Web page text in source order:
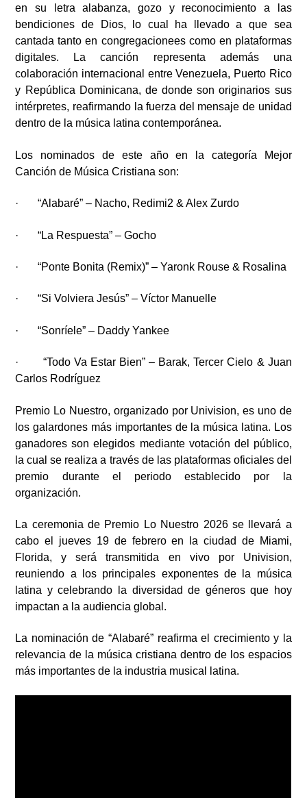
en su letra alabanza, gozo y reconocimiento a las
bendiciones de Dios, lo cual ha llevado a que sea
cantada tanto en congregacionees como en plataformas
digitales. La canción representa además una
colaboración internacional entre Venezuela, Puerto Rico
y República Dominicana, de donde son originarios sus
intérpretes, reafirmando la fuerza del mensaje de unidad
dentro de la música latina contemporánea.
Los nominados de este año en la categoría Mejor
Canción de Música Cristiana son:
· “Alabaré” – Nacho, Redimi2 & Alex Zurdo
· “La Respuesta” – Gocho
· “Ponte Bonita (Remix)” – Yaronk Rouse & Rosalina
· “Si Volviera Jesús” – Víctor Manuelle
· “Sonríele” – Daddy Yankee
· “Todo Va Estar Bien” – Barak, Tercer Cielo & Juan
Carlos Rodríguez
Premio Lo Nuestro, organizado por Univision, es uno de
los galardones más importantes de la música latina. Los
ganadores son elegidos mediante votación del público,
la cual se realiza a través de las plataformas oficiales del
premio durante el periodo establecido por la
organización.
La ceremonia de Premio Lo Nuestro 2026 se llevará a
cabo el jueves 19 de febrero en la ciudad de Miami,
Florida, y será transmitida en vivo por Univision,
reuniendo a los principales exponentes de la música
latina y celebrando la diversidad de géneros que hoy
impactan a la audiencia global.
La nominación de “Alabaré” reafirma el crecimiento y la
relevancia de la música cristiana dentro de los espacios
más importantes de la industria musical latina.